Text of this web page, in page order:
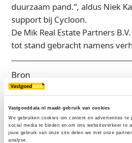
Vastgoeddata.nl maakt gebruik van cookies
We gebruiken cookies om content en advertenties te
social media te bieden en om ons websiteverkeer te
jouw gebruik van onze site delen we met onze
analyse.
duurzaam pand.”, aldus Niek
support bij Cycloon.
De Mik Real Estate Partners
tot stand gebracht namens
Bron
De Mik Real Estate Partners
Exclusief voor